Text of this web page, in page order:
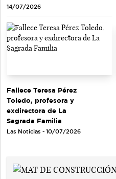
14/07/2026
Fallece Teresa Pérez
Toledo, profesora y
exdirectora de La
Sagrada Familia
Las Noticias - 10/07/2026